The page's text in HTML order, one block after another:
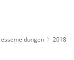
2018